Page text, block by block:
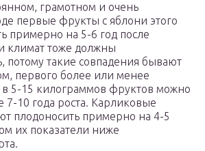
грамотном и очень
первые фрукты с яблони этого
примерно на 5-6 год после
климат тоже должны
потому такие совпадения бывают
первого более или менее
в 5-15 килограммов фруктов можно
7-10 года роста. Карликовые
плодоносить примерно на 4-5
их показатели ниже